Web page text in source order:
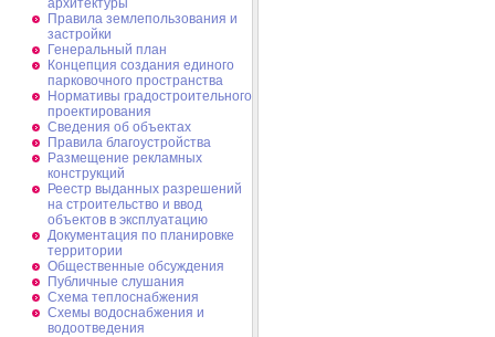
архитектуры
Правила землепользования и
застройки
Генеральный план
Концепция создания единого
парковочного пространства
Нормативы градостроительного
проектирования
Сведения об объектах
Правила благоустройства
Размещение рекламных
конструкций
Реестр выданных разрешений
на строительство и ввод
объектов в эксплуатацию
Документация по планировке
территории
Общественные обсуждения
Публичные слушания
Схема теплоснабжения
Схемы водоснабжения и
водоотведения